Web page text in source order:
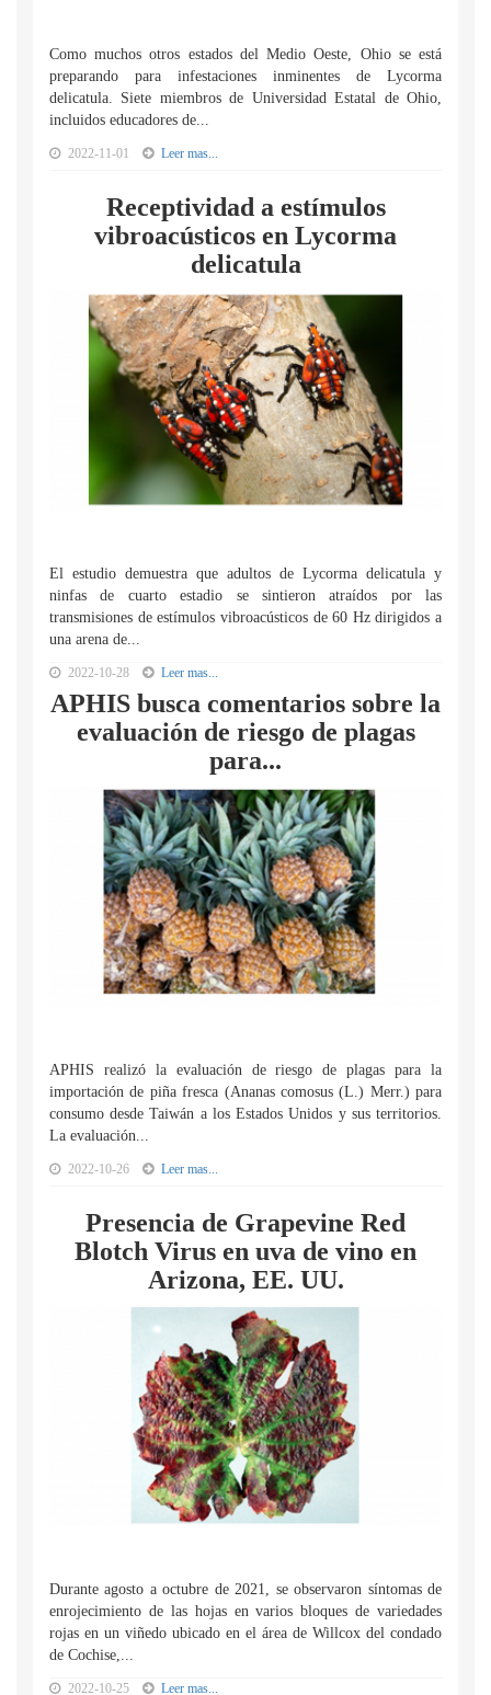
Como muchos otros estados del Medio Oeste, Ohio se está
preparando para infestaciones inminentes de Lycorma
delicatula. Siete miembros de Universidad Estatal de Ohio,
incluidos educadores de...
2022-11-01 Leer mas...
Receptividad a estímulos
vibroacústicos en Lycorma
delicatula
El estudio demuestra que adultos de Lycorma delicatula y
ninfas de cuarto estadio se sintieron atraídos por las
transmisiones de estímulos vibroacústicos de 60 Hz dirigidos a
una arena de...
2022-10-28 Leer mas...
APHIS busca comentarios sobre la
evaluación de riesgo de plagas
para...
APHIS realizó la evaluación de riesgo de plagas para la
importación de piña fresca (Ananas comosus (L.) Merr.) para
consumo desde Taiwán a los Estados Unidos y sus territorios.
La evaluación...
2022-10-26 Leer mas...
Presencia de Grapevine Red
Blotch Virus en uva de vino en
Arizona, EE. UU.
Durante agosto a octubre de 2021, se observaron síntomas de
enrojecimiento de las hojas en varios bloques de variedades
rojas en un viñedo ubicado en el área de Willcox del condado
de Cochise,...
2022-10-25 Leer mas...